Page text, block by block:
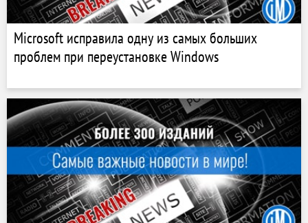
Microsoft исправила одну из самых больших
проблем при переустановке Windows